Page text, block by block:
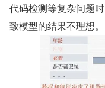
代码检测等复杂问题
致模型的结果不理想。